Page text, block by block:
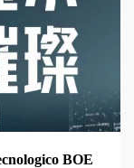
BOE